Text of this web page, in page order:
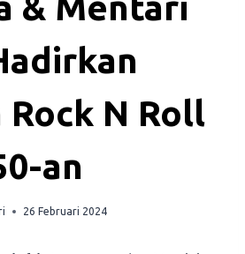
Rock N Roll
an
26 Februari 2024